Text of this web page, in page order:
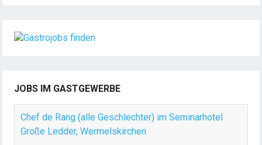
JOBS IM GASTGEWERBE
Chef de Rang (alle Geschlechter) im Seminarhotel
Große Ledder, Wermelskirchen